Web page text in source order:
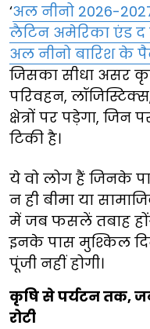
‘अल नीनो 2026-
लैटिन अमेरिका एंड द
अल नीनो बारिश के
जिसका सीधा असर
परिवहन,
क्षेत्रों पर पड़ेगा, जिन
टिकी है।
ये वो लोग हैं जिनके
न ही बीमा या
में जब फसलें तबाह
इनके पास मुश्किल
पूंजी नहीं होगी।
कृषि से पर्यटन तक,
रोटी